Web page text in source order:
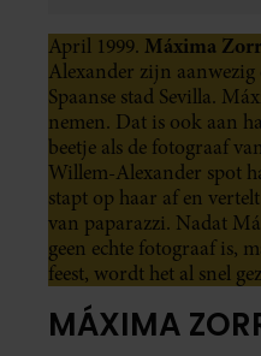
April 1999. Máxima
Alexander zijn aanwezig
Spaanse stad Sevilla.
nemen. Dat is ook aan
beetje als de fotograaf
Willem-Alexander spot
stapt op haar af en
van paparazzi. Nadat
geen echte fotograaf is,
feest, wordt het al snel
MÁXIMA